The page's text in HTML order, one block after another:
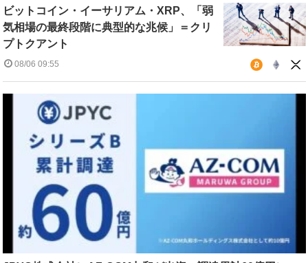
ビットコイン・イーサリアム・XRP、「弱
気相場の最終段階に典型的な兆候」＝クリ
プトクアント
08/06 09:55